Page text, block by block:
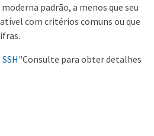
padrão, a menos que seu
com critérios comuns ou que
Consulte para obter detalhes